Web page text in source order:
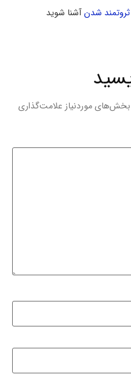
شدنآشنا شوید
بخش‌های موردنیاز علامت‌گذاری